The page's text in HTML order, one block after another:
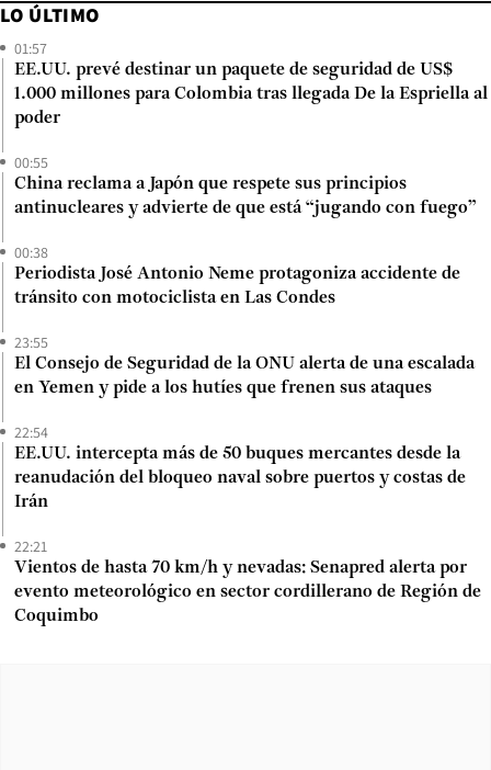
LO ÚLTIMO
01:57
EE.UU. prevé destinar un paquete de seguridad de US$
1.000 millones para Colombia tras llegada De la Espriella al
poder
00:55
China reclama a Japón que respete sus principios
antinucleares y advierte de que está “jugando con fuego”
00:38
Periodista José Antonio Neme protagoniza accidente de
tránsito con motociclista en Las Condes
23:55
El Consejo de Seguridad de la ONU alerta de una escalada
en Yemen y pide a los hutíes que frenen sus ataques
22:54
EE.UU. intercepta más de 50 buques mercantes desde la
reanudación del bloqueo naval sobre puertos y costas de
Irán
22:21
Vientos de hasta 70 km/h y nevadas: Senapred alerta por
evento meteorológico en sector cordillerano de Región de
Coquimbo